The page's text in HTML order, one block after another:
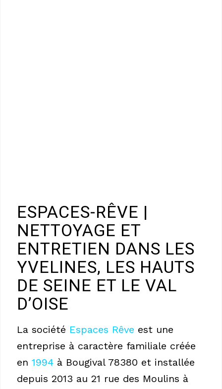
ESPACES-RÊVE |
NETTOYAGE ET
ENTRETIEN DANS LES
YVELINES, LES HAUTS
DE SEINE ET LE VAL
D’OISE
La société Espaces Rêve est une
entreprise à caractère familiale créée
en 1994 à Bougival 78380 et installée
depuis 2013 au 21 rue des Moulins à